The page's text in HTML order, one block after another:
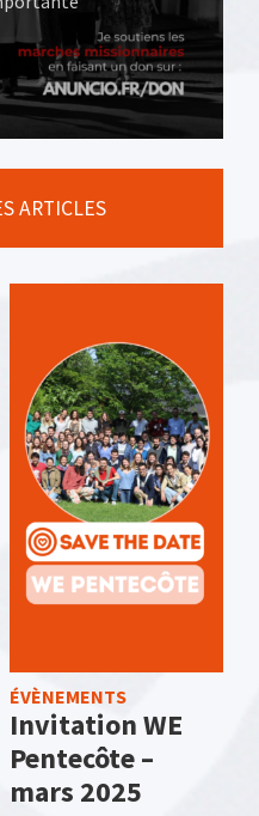
ARTICLES
ÉVÈNEMENTS
Invitation WE
Pentecôte –
mars 2025